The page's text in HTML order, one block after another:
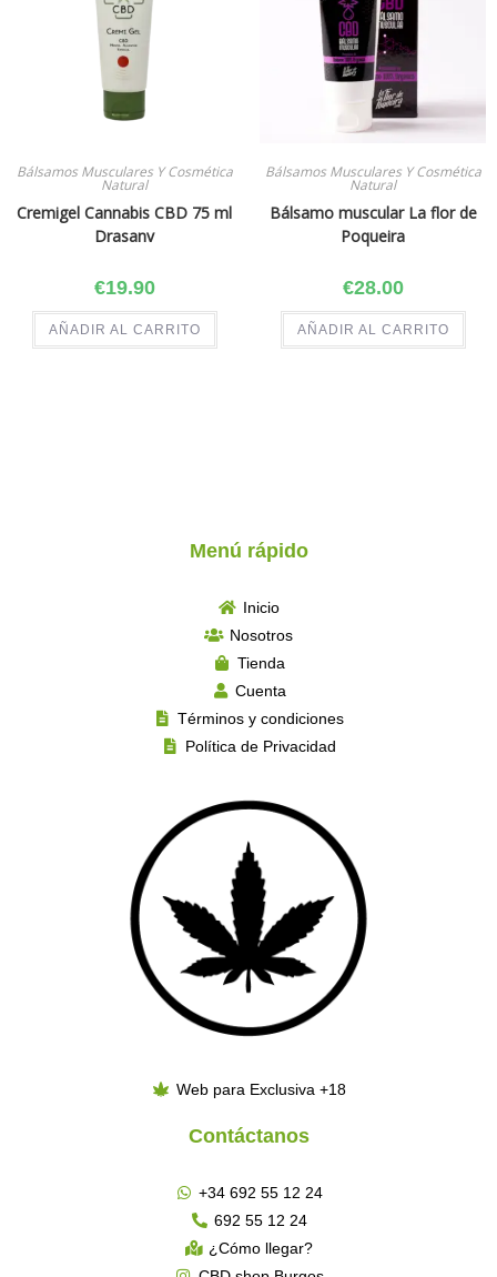
Bálsamos Musculares Y Cosmética
Natural
Cremigel Cannabis CBD 75 ml
Drasanv
€19.90
AÑADIR AL CARRITO
Bálsamos Musculares Y Cosmética
Natural
Bálsamo muscular La flor de
Poqueira
€28.00
AÑADIR AL CARRITO
Menú rápido
Inicio
Nosotros
Tienda
Cuenta
Términos y condiciones
Política de Privacidad
Web para Exclusiva +18
Contáctanos
+34 692 55 12 24
692 55 12 24
¿Cómo llegar?